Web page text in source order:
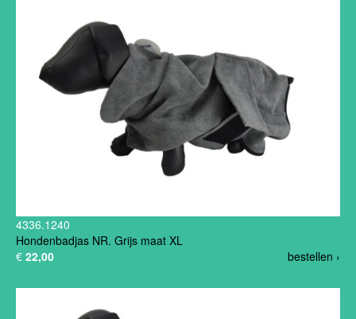
4336.1240
Hondenbadjas NR. Grijs maat XL
bestellen ›
€ 22,00